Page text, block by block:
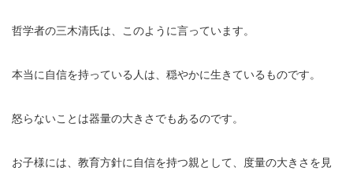
哲学者の三木清氏は、このように言っています。
本当に自信を持っている人は、穏やかに生きているものです。
怒らないことは器量の大きさでもあるのです。
お子様には、教育方針に自信を持つ親として、度量の大きさを見